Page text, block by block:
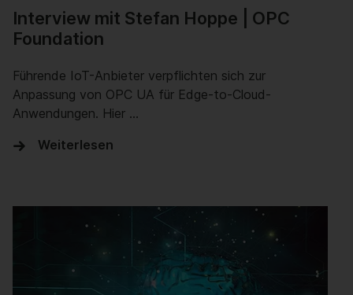
Interview mit Stefan Hoppe | OPC
Foundation
Führende IoT-Anbieter verpflichten sich zur
Anpassung von OPC UA für Edge-to-Cloud-
Anwendungen. Hier …
Weiterlesen